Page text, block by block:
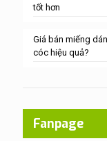
tốt hơn
Giá bán miếng
cóc hiệu quả?
Fanpage